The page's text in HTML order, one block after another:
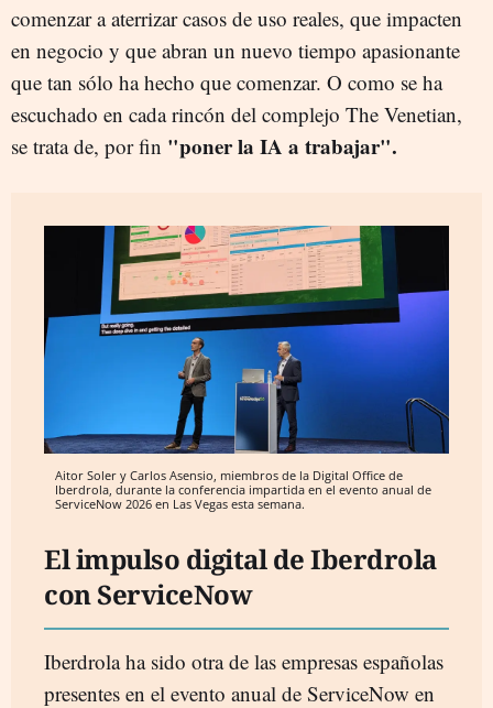
comenzar a aterrizar casos de uso reales, que impacten
en negocio y que abran un nuevo tiempo apasionante
que tan sólo ha hecho que comenzar. O como se ha
escuchado en cada rincón del complejo The Venetian,
se trata de, por fin "poner la IA a trabajar".
Aitor Soler y Carlos Asensio, miembros de la Digital Office de
Iberdrola, durante la conferencia impartida en el evento anual de
ServiceNow 2026 en Las Vegas esta semana.
El impulso digital de Iberdrola
con ServiceNow
Iberdrola ha sido otra de las empresas españolas
presentes en el evento anual de ServiceNow en